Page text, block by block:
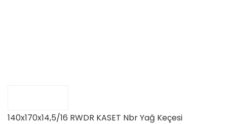
140x170x14,5/16 RWDR KASET Nbr Yağ Keçesi